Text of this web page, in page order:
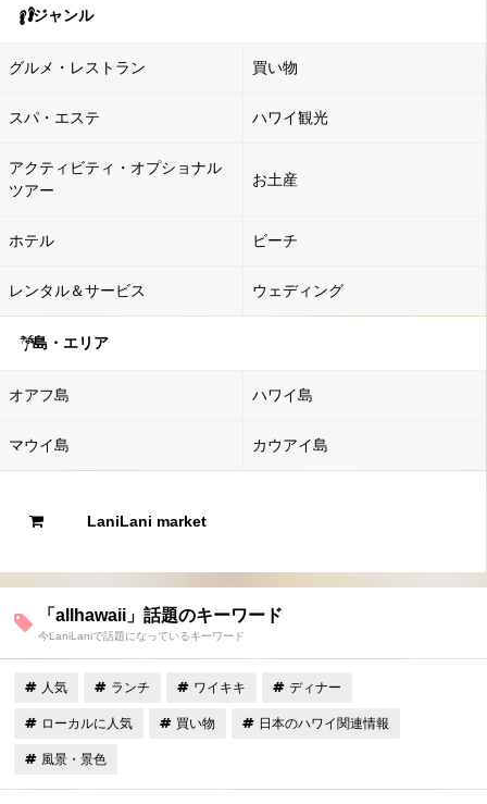
ジャンル
グルメ・レストラン 買い物
スパ・エステ ハワイ観光
アクティビティ・オプショナル
ツアー
お土産
ホテル ビーチ
レンタル＆サービス ウェディング
島・エリア
オアフ島 ハワイ島
マウイ島 カウアイ島
LaniLani market
「allhawaii」話題のキーワード
今LaniLaniで話題になっているキーワード
人気 ランチ ワイキキ ディナー
ローカルに人気 買い物 日本のハワイ関連情報
風景・景色